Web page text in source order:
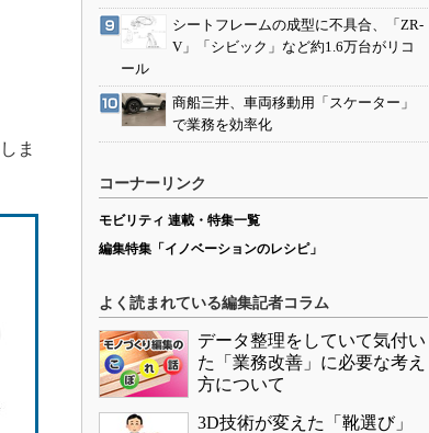
ま
シートフレームの成型に不具合、「ZR-
V」「シビック」など約1.6万台がリコ
ール
商船三井、車両移動用「スケーター」
で業務を効率化
コーナーリンク
モビリティ 連載・特集一覧
編集特集「イノベーションのレシピ」
よく読まれている編集記者コラム
データ整理をしていて気付い
た「業務改善」に必要な考え
方について
3D技術が変えた「靴選び」